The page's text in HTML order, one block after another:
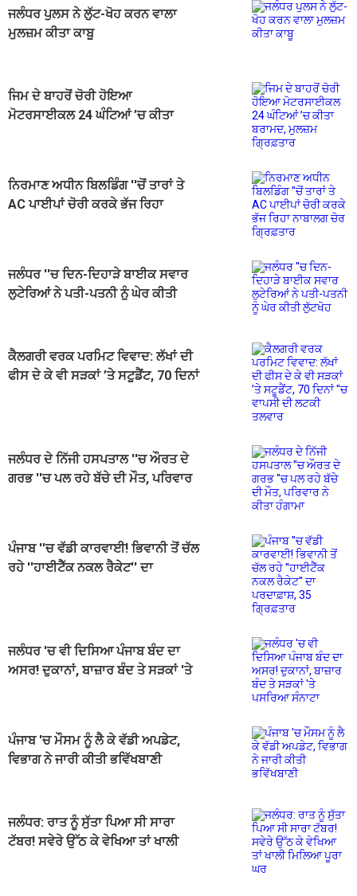
ਜਲੰਧਰ ਪੁਲਸ ਨੇ ਲੁੱਟ-ਖੋਹ ਕਰਨ ਵਾਲਾ
ਮੁਲਜ਼ਮ ਕੀਤਾ ਕਾਬੂ
ਜਿਮ ਦੇ ਬਾਹਰੋਂ ਚੋਰੀ ਹੋਇਆ
ਮੋਟਰਸਾਈਕਲ 24 ਘੰਟਿਆਂ ’ਚ ਕੀਤਾ
ਨਿਰਮਾਣ ਅਧੀਨ ਬਿਲਡਿੰਗ ''ਚੋਂ ਤਾਰਾਂ ਤੇ
AC ਪਾਈਪਾਂ ਚੋਰੀ ਕਰਕੇ ਭੱਜ ਰਿਹਾ
ਜਲੰਧਰ ''ਚ ਦਿਨ-ਦਿਹਾੜੇ ਬਾਈਕ ਸਵਾਰ
ਲੁਟੇਰਿਆਂ ਨੇ ਪਤੀ-ਪਤਨੀ ਨੂੰ ਘੇਰ ਕੀਤੀ
ਕੈਲਗਰੀ ਵਰਕ ਪਰਮਿਟ ਵਿਵਾਦ: ਲੱਖਾਂ ਦੀ
ਫੀਸ ਦੇ ਕੇ ਵੀ ਸੜਕਾਂ ’ਤੇ ਸਟੂਡੈਂਟ, 70 ਦਿਨਾਂ
ਜਲੰਧਰ ਦੇ ਨਿੱਜੀ ਹਸਪਤਾਲ ''ਚ ਔਰਤ ਦੇ
ਗਰਭ ''ਚ ਪਲ ਰਹੇ ਬੱਚੇ ਦੀ ਮੌਤ, ਪਰਿਵਾਰ
ਪੰਜਾਬ ''ਚ ਵੱਡੀ ਕਾਰਵਾਈ! ਭਿਵਾਨੀ ਤੋਂ ਚੱਲ
ਰਹੇ ''ਹਾਈਟੈੱਕ ਨਕਲ ਰੈਕੇਟ'' ਦਾ
ਜਲੰਧਰ 'ਚ ਵੀ ਦਿਸਿਆ ਪੰਜਾਬ ਬੰਦ ਦਾ
ਅਸਰ! ਦੁਕਾਨਾਂ, ਬਾਜ਼ਾਰ ਬੰਦ ਤੇ ਸੜਕਾਂ 'ਤੇ
ਪੰਜਾਬ 'ਚ ਮੌਸਮ ਨੂੰ ਲੈ ਕੇ ਵੱਡੀ ਅਪਡੇਟ,
ਵਿਭਾਗ ਨੇ ਜਾਰੀ ਕੀਤੀ ਭਵਿੱਖਬਾਣੀ
ਜਲੰਧਰ: ਰਾਤ ਨੂੰ ਸੁੱਤਾ ਪਿਆ ਸੀ ਸਾਰਾ
ਟੱਬਰ! ਸਵੇਰੇ ਉੱਠ ਕੇ ਵੇਖਿਆ ਤਾਂ ਖਾਲੀ